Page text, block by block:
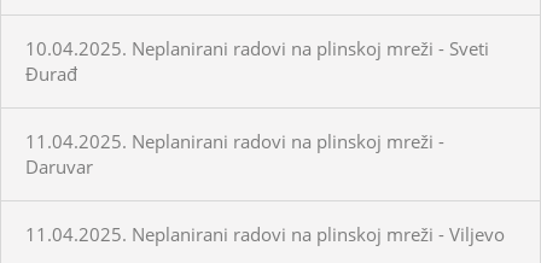
10.04.2025. Neplanirani radovi na plinskoj mreži - Sveti
Đurađ
11.04.2025. Neplanirani radovi na plinskoj mreži -
Daruvar
11.04.2025. Neplanirani radovi na plinskoj mreži - Viljevo